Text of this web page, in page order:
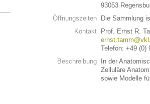
93053
Öffnungszeiten
Die Sammlung
Kontakt
Prof. Ernst R.
Telefon: +49 (0)
Beschreibung
In der
Zelluläre
sowie Modelle